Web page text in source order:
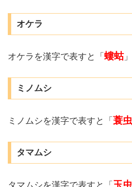
オケラ
オケラを漢字で表すと「 螻蛄
ミノムシ
ミノムシを漢字で表すと「 蓑虫
タマムシ
玉虫